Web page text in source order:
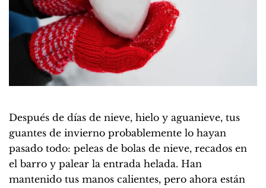
Después de días de nieve, hielo y aguanieve, tus
guantes de invierno probablemente lo hayan
pasado todo: peleas de bolas de nieve, recados en
el barro y palear la entrada helada. Han
mantenido tus manos calientes, pero ahora están